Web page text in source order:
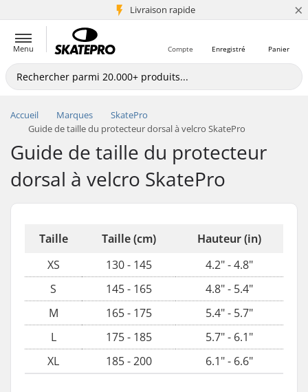
Livraison rapide
+5 mio de clients ×
Menu Panier
Enregistré
Compte
Accueil Marques
SkatePro
Guide de taille du protecteur dorsal à velcro SkatePro
Guide de taille du protecteur
dorsal à velcro SkatePro
Taille Taille (cm)
Hauteur (in)
XS
130 - 145
4.2" - 4.8"
S
145 - 165
4.8" - 5.4"
M
165 - 175
5.4" - 5.7"
L
175 - 185
5.7" - 6.1"
XL
185 - 200 6.1" - 6.6"